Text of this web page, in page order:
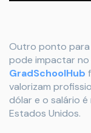
Outro ponto para
pode impactar no
GradSchoolHub
valorizam
dólar e o salário
Estados Unidos.